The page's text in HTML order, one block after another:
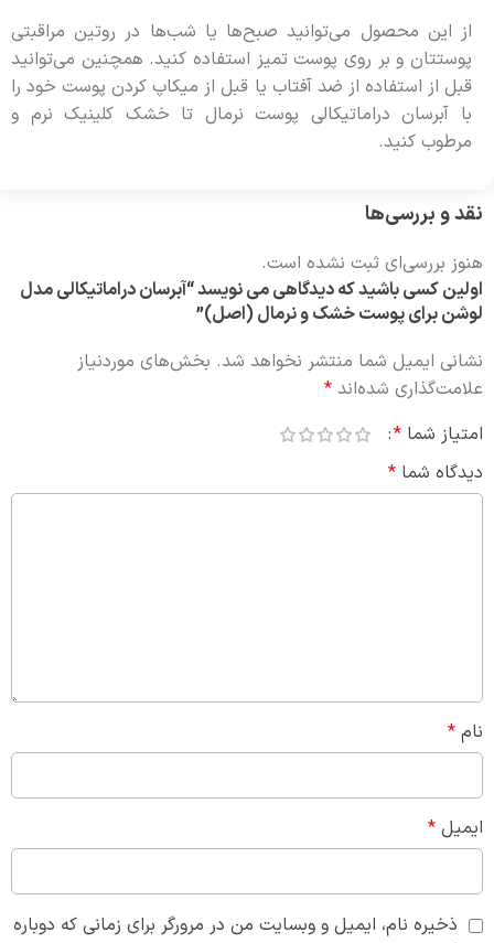
از این محصول می‌توانید صبح‌ها یا شب‌ها در روتین مراقبتی
پوستتان و بر روی پوست تمیز استفاده کنید. همچنین می‌توانید
قبل از استفاده از ضد آفتاب یا قبل از میکاپ کردن پوست خود را
با آبرسان دراماتیکالی پوست نرمال تا خشک کلینیک نرم و
مرطوب کنید.
نقد و بررسی‌ها
هنوز بررسی‌ای ثبت نشده است.
اولین کسی باشید که دیدگاهی می نویسد “آبرسان دراماتیکالی مدل
لوشن برای پوست خشک و نرمال (اصل)”
نشانی ایمیل شما منتشر نخواهد شد. بخش‌های موردنیاز
علامت‌گذاری شده‌اند *
امتیاز شما *
دیدگاه شما *
نام *
ایمیل *
ذخیره نام، ایمیل و وبسایت من در مرورگر برای زمانی که دوباره